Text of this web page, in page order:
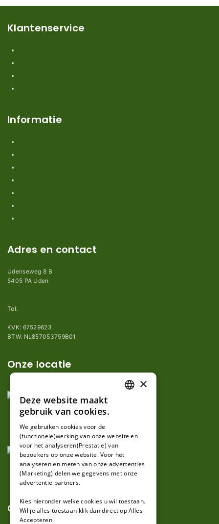
Klantenservice
Informatie
Adres en contact
Udenseweg 8 B
5405 PA Uden
Tel:
KVK: 67529623
BTW: NL857053759B01
Onze locatie
Over ons
GERMAN
×
Deze website maakt
gebruik van cookies.
We gebruiken cookies voor de
(functionele)werking van onze website en
voor het analyseren(Prestatie) van
bezoekers op onze website. Voor het
analyseren en meten van onze advertenties
(Marketing) delen we gegevens met onze
advertentie partners.
Kies hieronder welke cookies u wil toestaan.
Wil je alles toestaan klik dan direct op Alles
Accepteren.